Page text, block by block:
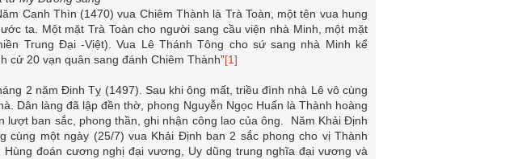
Canh Thìn (1470) vua Chiêm Thành là Trà Toàn, một tên vua hung
ta. Một mặt Trà Toàn cho người sang cầu viện nhà Minh, một mặt
Trung Đại -Việt). Vua Lê Thánh Tông cho sứ sang nhà Minh kể
cử 20 vạn quân sang đánh Chiêm Thành”[1]
2 năm Đinh Tỵ (1497). Sau khi ông mất, triều đình nhà Lê vô cùng
Dân làng đã lập đền thờ, phong Nguyễn Ngọc Huấn là Thành hoàng
lượt ban sắc, phong thần, ghi nhận công lao của ông. Năm Khải Định
cùng một ngày (25/7) vua Khải Định ban 2 sắc phong cho vị Thành
đoán cương nghị đại vương, Uy dũng trung nghĩa đại vương và